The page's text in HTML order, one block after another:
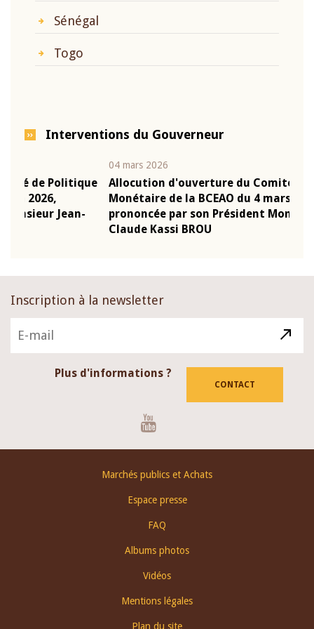
Sénégal
Togo
Interventions du Gouverneur
Allocution d'ouverture du Comité de Politique
Monétaire de la BCEAO du 4 mars 2026,
prononcée par son Président Monsieur Jean-
Claude Kassi BROU
Inscription à la newsletter
Plus d'informations ?
CONTACT
Marchés publics et Achats
Espace presse
FAQ
Albums photos
Vidéos
Mentions légales
Plan du site